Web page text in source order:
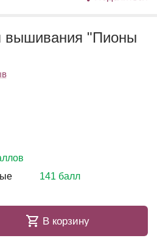
вышивания "Пионы
141 балл
В корзину